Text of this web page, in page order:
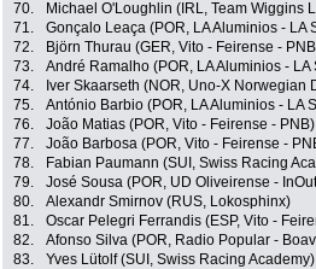
70.
Michael O'Loughlin (IRL, Team Wiggins
71.
Gonçalo Leaça (POR, LA Aluminios - LA
72.
Björn Thurau (GER, Vito - Feirense -
73.
André Ramalho (POR, LA Aluminios - LA
74.
Iver Skaarseth (NOR, Uno-X Norwegian
75.
António Barbio (POR, LA Aluminios - LA
76.
João Matias (POR, Vito - Feirense - PNB)
77.
João Barbosa (POR, Vito - Feirense -
78.
Fabian Paumann (SUI, Swiss Racing
79.
José Sousa (POR, UD Oliveirense -
80.
Alexandr Smirnov (RUS, Lokosphinx)
81.
Oscar Pelegri Ferrandis (ESP, Vito -
82.
Afonso Silva (POR, Radio Popular -
83.
Yves Lütolf (SUI, Swiss Racing Academy)